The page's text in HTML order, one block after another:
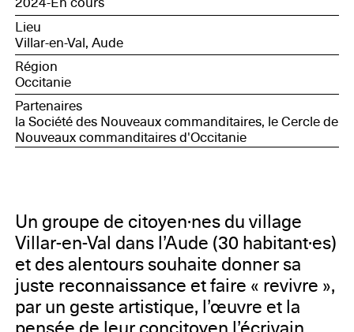
Lieu
Villar-en-Val, Aude
Région
Occitanie
Partenaires
la Société des Nouveaux commanditaires, le Cercle de
Nouveaux commanditaires d'Occitanie
Un groupe de citoyen·nes du village
Villar-en-Val dans l’Aude (30 habitant·es)
et des alentours souhaite donner sa
juste reconnaissance et faire « revivre »,
par un geste artistique, l’œuvre et la